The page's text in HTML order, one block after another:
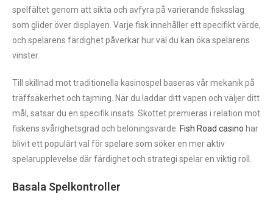
spelfältet genom att sikta och avfyra på varierande fisksslag
som glider över displayen. Varje fisk innehåller ett specifikt värde,
och spelarens färdighet påverkar hur väl du kan öka spelarens
vinster.
Till skillnad mot traditionella kasinospel baseras vår mekanik på
träffsäkerhet och tajming. När du laddar ditt vapen och väljer ditt
mål, satsar du en specifik insats. Skottet premieras i relation mot
fiskens svårighetsgrad och belöningsvärde. Fish Road casino har
blivit ett populärt val för spelare som söker en mer aktiv
spelarupplevelse där färdighet och strategi spelar en viktig roll.
Basala Spelkontroller